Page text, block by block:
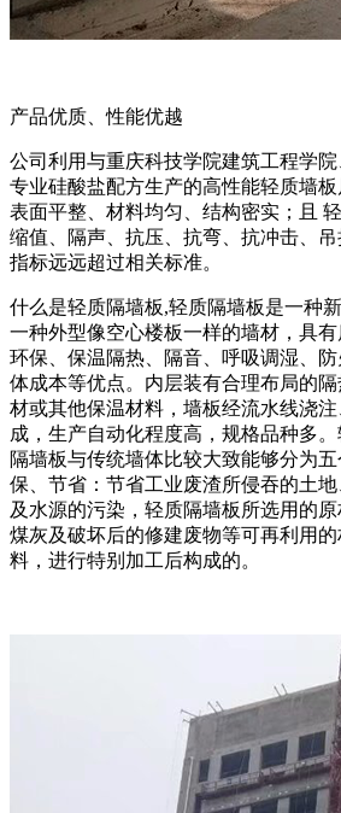
产品优质、性能优越
公司利用与重庆科技学院建筑工程学
专业硅酸盐配方生产的高性能轻质墙板
表面平整、材料均匀、结构密实；且
缩值、隔声、抗压、抗弯、抗冲击、
指标远远超过相关标准。
什么是轻质隔墙板,轻质隔墙板是一种
一种外型像空心楼板一样的墙材，具
环保、保温隔热、隔音、呼吸调湿、
体成本等优点。内层装有合理布局的
材或其他保温材料，墙板经流水线浇
成，生产自动化程度高，规格品种多
隔墙板与传统墙体比较大致能够分为
保、节省：节省工业废渣所侵吞的土
及水源的污染，轻质隔墙板所选用的
煤灰及破坏后的修建废物等可再利用
料，进行特别加工后构成的。